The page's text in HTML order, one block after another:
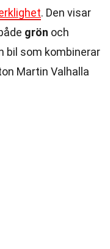
. Den visar
grön och
bil som kombinerar
Martin Valhalla